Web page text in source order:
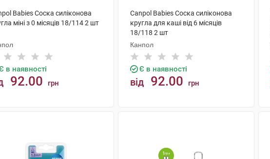
Babies Соска силіконова
міні з 0 місяців 18/114 2 шт
в наявності
92.00 грн
Canpol Babies Соска силіконова
кругла для каші від 6 місяців
18/118 2 шт
Канпол
Є в наявності
від 92.00 грн